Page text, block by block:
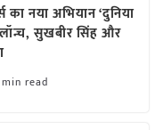
का नया अभियान ‘दुनिया
सुखबीर सिंह और
read